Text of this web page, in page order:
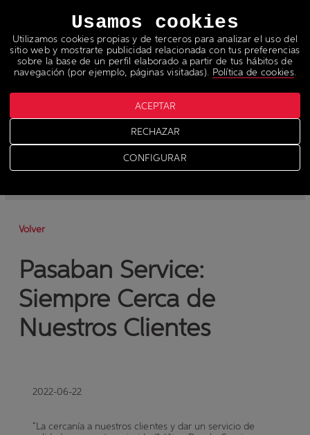
Noticias > News
Volver
Pasaban Service:
Siempre Cerca de
Nuestros Clientes
2022-06-22
“La cercanía a nuestros clientes y dar un servicio de
Usamos cookies
Utilizamos cookies propias y de terceros para analizar el uso del
sitio web y mostrarte publicidad relacionada con tus preferencias
sobre la base de un perfil elaborado a partir de tus hábitos de
navegación (por ejemplo, páginas visitadas). Política de cookies.
CONFIGURAR
RECHAZAR
ACEPTAR